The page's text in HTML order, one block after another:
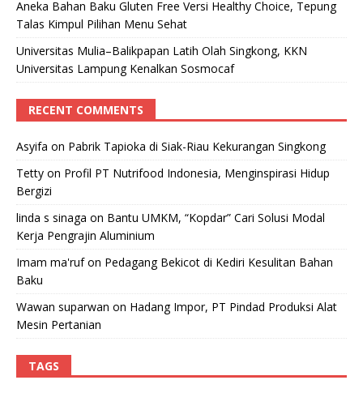
Aneka Bahan Baku Gluten Free Versi Healthy Choice, Tepung
Talas Kimpul Pilihan Menu Sehat
Universitas Mulia–Balikpapan Latih Olah Singkong, KKN
Universitas Lampung Kenalkan Sosmocaf
RECENT COMMENTS
Asyifa on Pabrik Tapioka di Siak-Riau Kekurangan Singkong
Tetty on Profil PT Nutrifood Indonesia, Menginspirasi Hidup
Bergizi
linda s sinaga on Bantu UMKM, “Kopdar” Cari Solusi Modal
Kerja Pengrajin Aluminium
Imam ma'rufon Pedagang Bekicot di Kediri Kesulitan Bahan
Baku
Wawan suparwan on Hadang Impor, PT Pindad Produksi Alat
Mesin Pertanian
TAGS